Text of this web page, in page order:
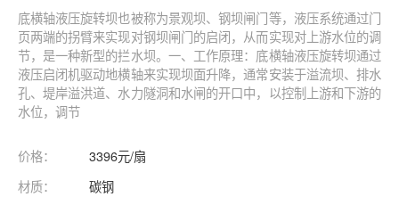
底横轴液压旋转坝也被称为景观坝、钢坝闸门等，液压系统通过门
页两端的拐臂来实现对钢坝闸门的启闭，从而实现对上游水位的调
节，是一种新型的拦水坝。一、工作原理：底横轴液压旋转坝通过
液压启闭机驱动地横轴来实现坝面升降，通常安装于溢流坝、排水
孔、堤岸溢洪道、水力隧洞和水闸的开口中，以控制上游和下游的
水位，调节
价格：
3396元/扇
材质：
碳钢